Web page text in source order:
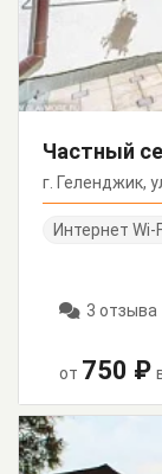
Частный
г. Геленджик,
Интернет Wi-
3 отзыва
от 750 ₽